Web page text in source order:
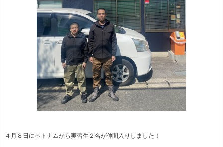
４月８日にベトナムから実習生２名が仲間入りしました！